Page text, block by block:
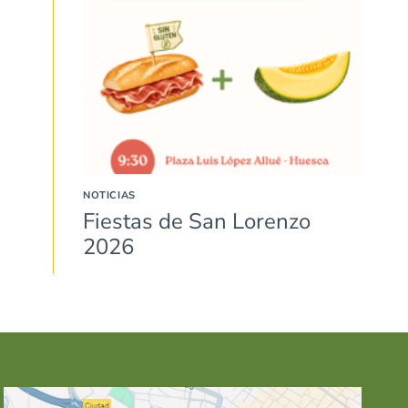
NOTICIAS
Fiestas de San Lorenzo
2026